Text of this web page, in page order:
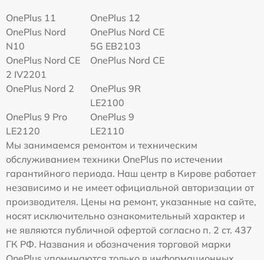
OnePlus 11
OnePlus 12
OnePlus Nord
N10
OnePlus Nord CE
5G EB2103
OnePlus Nord CE
2 IV2201
OnePlus Nord CE
OnePlus Nord 2
OnePlus 9R
LE2100
OnePlus 9 Pro
LE2120
OnePlus 9
LE2110
Мы занимаемся ремонтом и техническим
обслуживанием техники OnePlus по истечении
гарантийного периода. Наш центр в Кирове работает
независимо и не имеет официальной авторизации от
производителя. Цены на ремонт, указанные на сайте,
носят исключительно ознакомительный характер и
не являются публичной офертой согласно п. 2 ст. 437
ГК РФ. Названия и обозначения торговой марки